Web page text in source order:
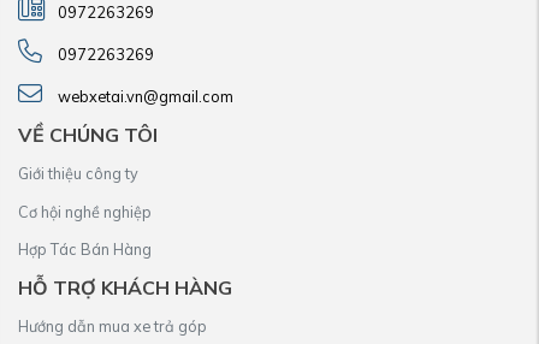
0972263269
0972263269
webxetai.vn@gmail.com
VỀ CHÚNG TÔI
Giới thiệu công ty
Cơ hội nghề nghiệp
Hợp Tác Bán Hàng
HỖ TRỢ KHÁCH HÀNG
Hướng dẫn mua xe trả góp